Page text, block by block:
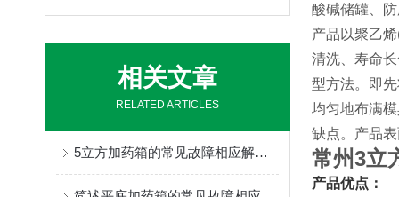
相关文章
RELATED ARTICLES
5立方加药箱的常见故障相应解决方法分享
酸碱储罐、
产品以聚乙
清洗、寿命
型方法。即
均匀地布满
缺点。产品
常州3立
产品优点：